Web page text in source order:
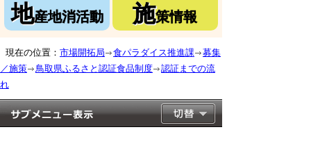
地産地消活動 施策情報
現在の位置： 市場開拓局 食パラダイス推進課
募集
／施策
鳥取県ふるさと認証食品制度
認証までの流
れ